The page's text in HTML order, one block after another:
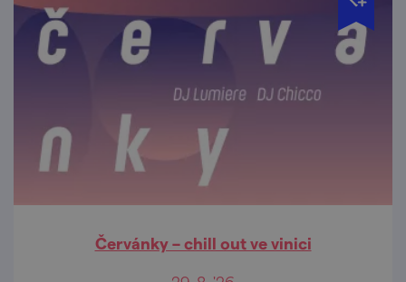
Červánky – chill out ve vinici